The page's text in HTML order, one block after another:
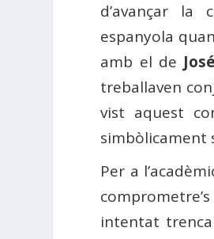
d’avançar la
espanyola
amb el de
treballaven
vist aquest
simbòlicament
Per a
intentat